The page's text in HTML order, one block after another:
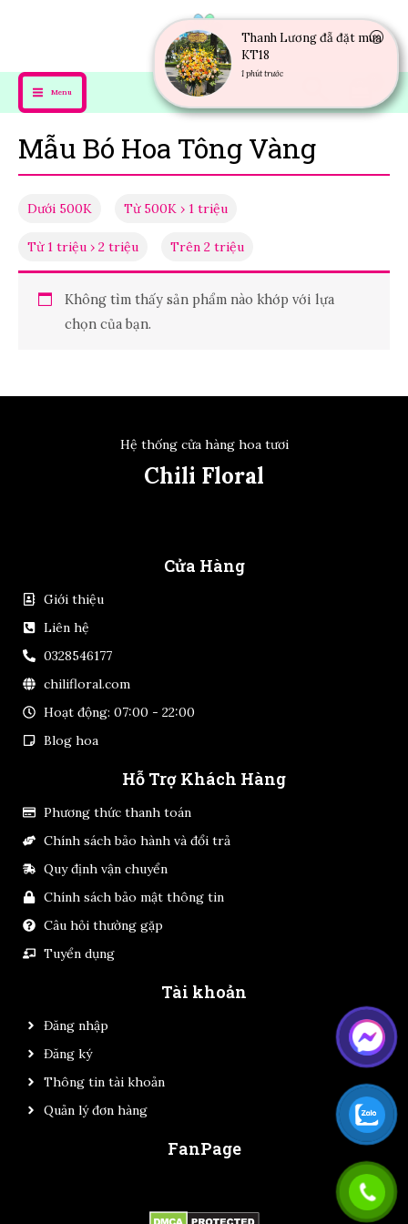
Menu
Mẫu Bó Hoa Tông Vàng
Dưới 500K Từ 500K › 1 triệu
Từ 1 triệu › 2 triệu Trên 2 triệu
Không tìm thấy sản phẩm nào khớp với lựa
chọn của bạn.
Hệ thống cửa hàng hoa tươi
Chili Floral
Cửa Hàng
Giới thiệu
Liên hệ
0328546177
chilifloral.com
Hoạt động: 07:00 - 22:00
Blog hoa
Hỗ Trợ Khách Hàng
Phương thức thanh toán
Chính sách bảo hành và đổi trả
Quy định vận chuyển
Chính sách bảo mật thông tin
Câu hỏi thường gặp
Tuyển dụng
Tài khoản
Đăng nhập
Đăng ký
Thông tin tài khoản
Quản lý đơn hàng
FanPage
Thanh Lương đẵ đặt mua
KT18
1 phút trước